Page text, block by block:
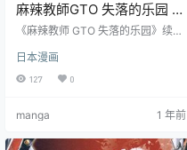
麻辣教師GTO 失落的乐园 1-
11卷 藤泽亨 漫画百度网盘下
《麻辣教师 GTO 失落的乐园》续写
载。讲述鬼冢英吉在高中部教导艺
人学生，面对入狱危机及新老敌
日本漫画
127 0
manga 1 年前